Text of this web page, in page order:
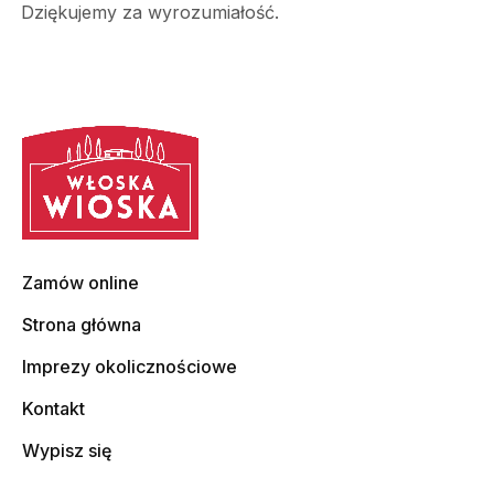
Dziękujemy za wyrozumiałość.
Zamów online
Strona główna
Imprezy okolicznościowe
Kontakt
Wypisz się